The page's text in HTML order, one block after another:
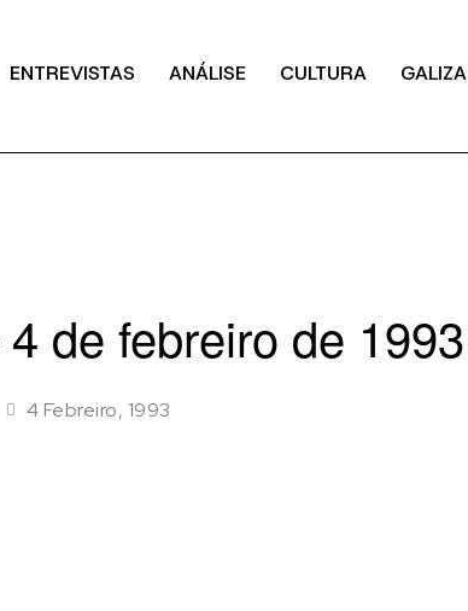
ENTREVISTAS ANÁLISE CULTURA GALIZA
4 de febreiro de 1993
4 Febreiro, 1993